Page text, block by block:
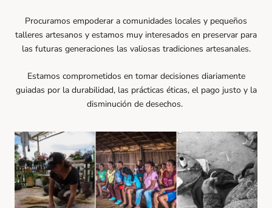
Procuramos empoderar a comunidades locales y pequeños
talleres artesanos y estamos muy interesados en preservar para
las futuras generaciones las valiosas tradiciones artesanales.
Estamos comprometidos en tomar decisiones diariamente
guiadas por la durabilidad, las prácticas éticas, el pago justo y la
disminución de desechos.